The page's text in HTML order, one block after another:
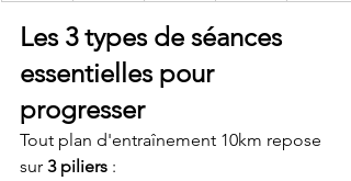
Les 3 types de séances
essentielles pour
progresser
Tout plan d'entraînement 10km repose
sur 3 piliers :